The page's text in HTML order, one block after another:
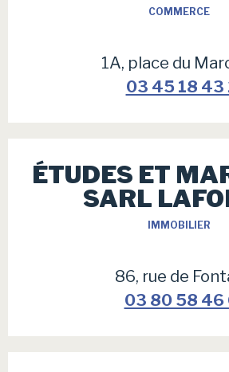
COMMERCE
1A, place du
03 45 18 43
ÉTUDES ET
SARL
IMMOBILIER
86, rue de
03 80 58 46